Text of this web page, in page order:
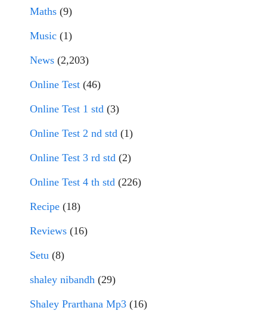
Maths (9)
Music (1)
News (2,203)
Online Test (46)
Online Test 1 std (3)
Online Test 2 nd std (1)
Online Test 3 rd std (2)
Online Test 4 th std (226)
Recipe (18)
Reviews (16)
Setu (8)
shaley nibandh (29)
Shaley Prarthana Mp3 (16)